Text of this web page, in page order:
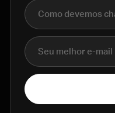
Nome completo
E-mail